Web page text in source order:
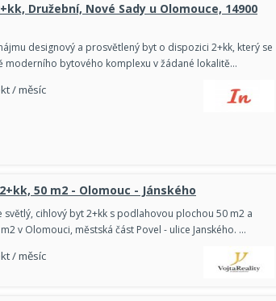
Družební, Nové Sady u Olomouce, 14900
designový a prosvětlený byt o dispozici 2+kk, který se
moderního bytového komplexu v žádané lokalitě…
/ měsíc
50 m2 - Olomouc - Jánského
světlý, cihlový byt 2+kk s podlahovou plochou 50 m2 a
v Olomouci, městská část Povel - ulice Janského. …
/ měsíc